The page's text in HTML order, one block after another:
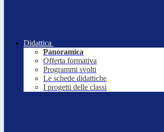
Didattica
Panoramica
Offerta formativa
Programmi svolti
Le schede didattiche
I progetti delle classi